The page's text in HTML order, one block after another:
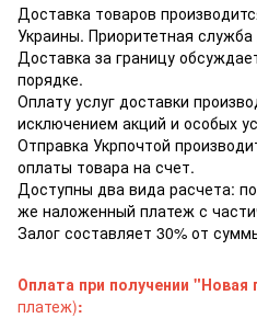
Доставка товаров
Украины. Приоритетная
Доставка за границу
порядке.
Оплату услуг доставки
исключением акций и особых
Отправка Укрпочтой
оплаты товара на счет.
Доступны два вида расчета:
же наложенный платеж с
Залог составляет 30% от
Оплата при получении "Новая
платеж):